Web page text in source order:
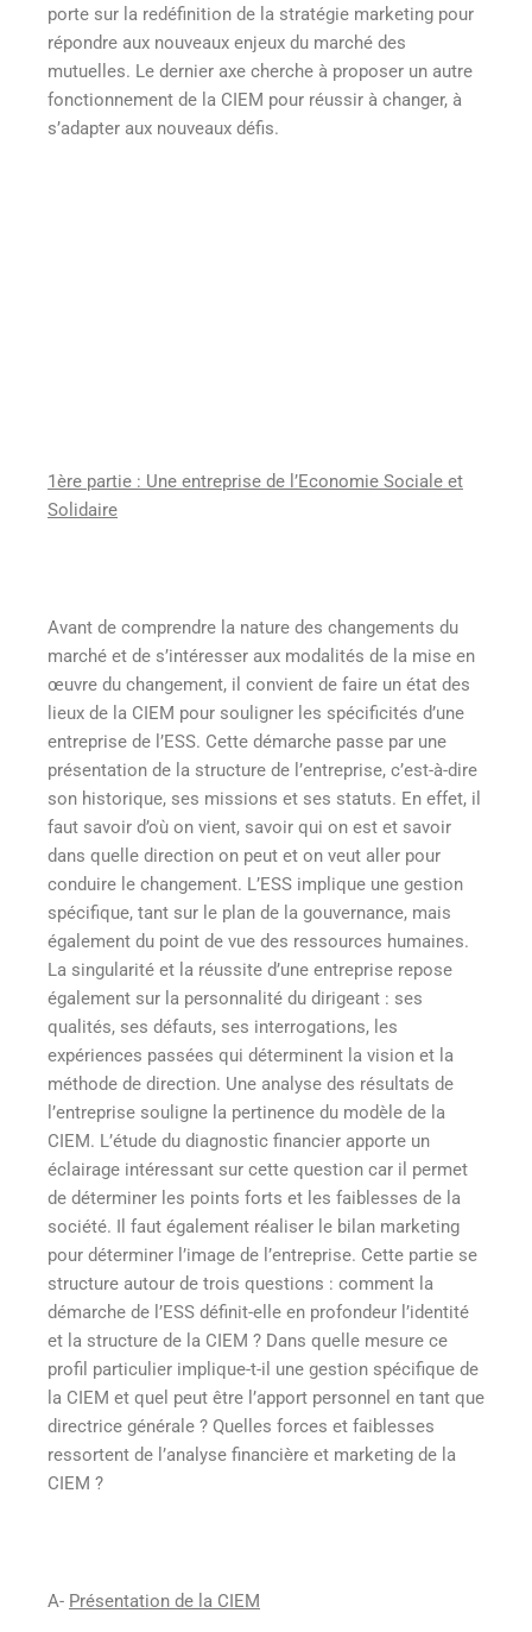
porte sur la redéfinition de la stratégie marketing pour
répondre aux nouveaux enjeux du marché des
mutuelles. Le dernier axe cherche à proposer un autre
fonctionnement de la CIEM pour réussir à changer, à
s’adapter aux nouveaux défis.
1ère partie : Une entreprise de l’Economie Sociale et
Solidaire
Avant de comprendre la nature des changements du
marché et de s’intéresser aux modalités de la mise en
œuvre du changement, il convient de faire un état des
lieux de la CIEM pour souligner les spécificités d’une
entreprise de l’ESS. Cette démarche passe par une
présentation de la structure de l’entreprise, c’est-à-dire
son historique, ses missions et ses statuts. En effet, il
faut savoir d’où on vient, savoir qui on est et savoir
dans quelle direction on peut et on veut aller pour
conduire le changement. L’ESS implique une gestion
spécifique, tant sur le plan de la gouvernance, mais
également du point de vue des ressources humaines.
La singularité et la réussite d’une entreprise repose
également sur la personnalité du dirigeant : ses
qualités, ses défauts, ses interrogations, les
expériences passées qui déterminent la vision et la
méthode de direction. Une analyse des résultats de
l’entreprise souligne la pertinence du modèle de la
CIEM. L’étude du diagnostic financier apporte un
éclairage intéressant sur cette question car il permet
de déterminer les points forts et les faiblesses de la
société. Il faut également réaliser le bilan marketing
pour déterminer l’image de l’entreprise. Cette partie se
structure autour de trois questions : comment la
démarche de l’ESS définit-elle en profondeur l’identité
et la structure de la CIEM ? Dans quelle mesure ce
profil particulier implique-t-il une gestion spécifique de
la CIEM et quel peut être l’apport personnel en tant que
directrice générale ? Quelles forces et faiblesses
ressortent de l’analyse financière et marketing de la
CIEM ?
A- Présentation de la CIEM